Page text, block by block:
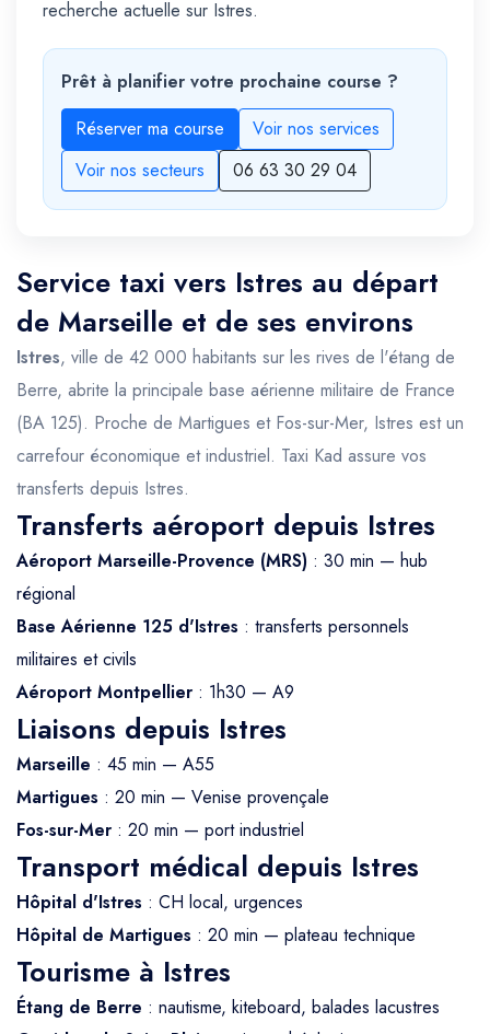
recherche actuelle sur Istres.
Prêt à planifier votre prochaine course ?
Réserver ma course
Voir nos services
Voir nos secteurs
06 63 30 29 04
Service taxi vers Istres au départ
de Marseille et de ses environs
Istres, ville de 42 000 habitants sur les rives de l'étang de
Berre, abrite la principale base aérienne militaire de France
(BA 125). Proche de Martigues et Fos-sur-Mer, Istres est un
carrefour économique et industriel. Taxi Kad assure vos
transferts depuis Istres.
Transferts aéroport depuis Istres
Aéroport Marseille-Provence (MRS) : 30 min — hub
régional
Base Aérienne 125 d'Istres : transferts personnels
militaires et civils
Aéroport Montpellier : 1h30 — A9
Liaisons depuis Istres
Marseille : 45 min — A55
Martigues : 20 min — Venise provençale
Fos-sur-Mer : 20 min — port industriel
Transport médical depuis Istres
Hôpital d'Istres : CH local, urgences
Hôpital de Martigues : 20 min — plateau technique
Tourisme à Istres
Étang de Berre : nautisme, kiteboard, balades lacustres